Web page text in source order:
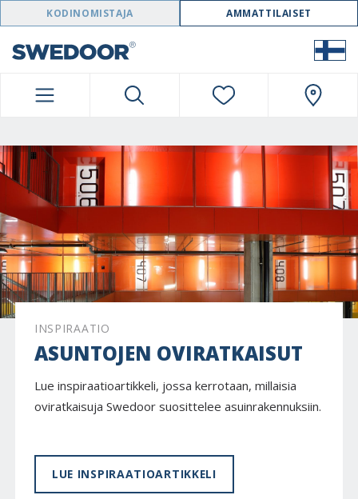
SWEDOOR NAVIGATION
KODINOMISTAJA AMMATTILAISET
INSPIRAATIO
ASUNTOJEN OVIRATKAISUT
Lue inspiraatioartikkeli, jossa kerrotaan, millaisia
oviratkaisuja Swedoor suosittelee asuinrakennuksiin.
LUE INSPIRAATIOARTIKKELI